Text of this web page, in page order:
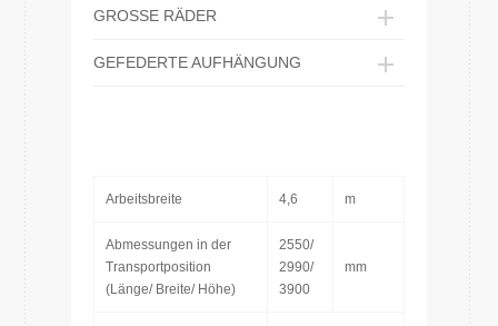
GROSSE RÄDER
GEFEDERTE AUFHÄNGUNG
Arbeitsbreite 4,6 m
Abmessungen in der
Transportposition
(Länge/ Breite/ Höhe)
2550/
2990/
3900
mm